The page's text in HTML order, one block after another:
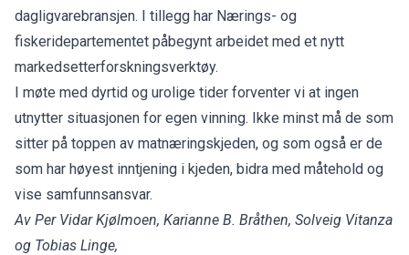
dagligvarebransjen. I tillegg har Nærings- og
fiskeridepartementet påbegynt arbeidet med et nytt
markedsetterforskningsverktøy.
I møte med dyrtid og urolige tider forventer vi at ingen
utnytter situasjonen for egen vinning. Ikke minst må de som
sitter på toppen av matnæringskjeden, og som også er de
som har høyest inntjening i kjeden, bidra med måtehold og
vise samfunnsansvar.
Av Per Vidar Kjølmoen, Karianne B. Bråthen, Solveig Vitanza
og Tobias Linge,